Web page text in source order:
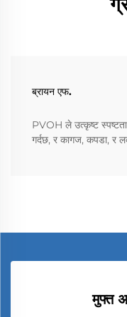
ब्रायन एफ.
PVOH ले उत्कृष्ट
गर्दछ, र कागज, कपडा, र
मुफ्त